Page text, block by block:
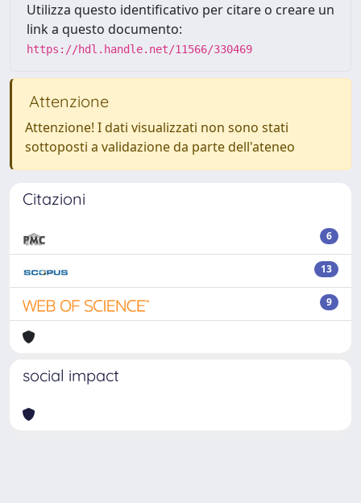
Utilizza questo identificativo per citare o creare un
link a questo documento:
https://hdl.handle.net/11566/330469
Attenzione
Attenzione! I dati visualizzati non sono stati
sottoposti a validazione da parte dell'ateneo
Citazioni
6
13
9
social impact